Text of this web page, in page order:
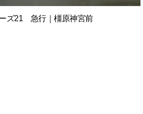
ズ21 急行｜橿原神宮前